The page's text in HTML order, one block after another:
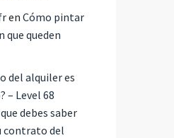
en Cómo pintar
que queden
del alquiler es
– Level 68
debes saber
contrato del